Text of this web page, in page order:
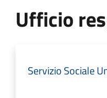
Ufficio
Servizio Sociale